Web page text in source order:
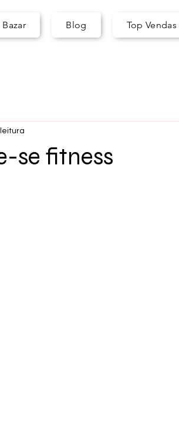
Bazar Blog Top Vendas
se fitness